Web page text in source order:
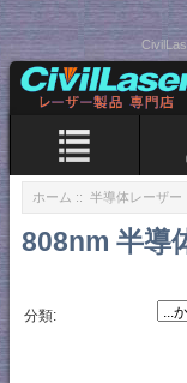
ホーム :: 半導体レーザー
808nm 半導
分類: